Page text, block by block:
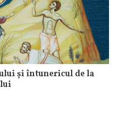
și întunericul de la